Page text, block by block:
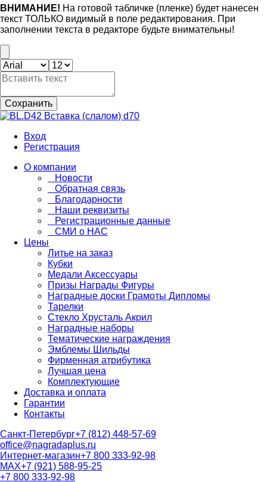
ВНИМАНИЕ! На готовой табличке (пленке) будет нанесен
текст ТОЛЬКО видимый в поле редактирования. При
заполнении текста в редакторе будьте внимательны!
Сохранить
Вход
Регистрация
О компании
Новости
Обратная связь
Благодарности
Наши реквизиты
Регистрационные данные
СМИ о НАС
Цены
Литье на заказ
Кубки
Медали Аксессуары
Призы Награды Фигуры
Наградные доски Грамоты Дипломы
Тарелки
Стекло Хрусталь Акрил
Наградные наборы
Тематические награждения
Эмблемы Шильды
Фирменная атрибутика
Лучшая цена
Комплектующие
Доставка и оплата
Гарантии
Контакты
Санкт-Петербург+7 (812) 448-57-69
office@nagradaplus.ru
Интернет-магазин+7 800 333-92-98
MAX+7 (921) 588-95-25
+7 800 333-92-98